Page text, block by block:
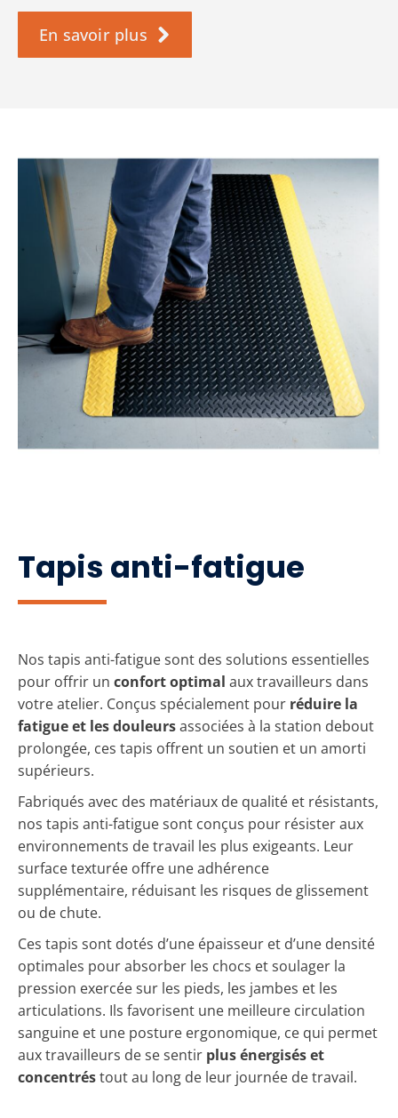
En savoir plus
Tapis anti-fatigue
Nos tapis anti-fatigue sont des solutions essentielles
pour offrir un confort optimal aux travailleurs dans
votre atelier. Conçus spécialement pour réduire la
fatigue et les douleursassociées à la station debout
prolongée, ces tapis offrent un soutien et un amorti
supérieurs.
Fabriqués avec des matériaux de qualité et résistants,
nos tapis anti-fatigue sont conçus pour résister aux
environnements de travail les plus exigeants. Leur
surface texturée offre une adhérence
supplémentaire, réduisant les risques de glissement
ou de chute.
Ces tapis sont dotés d’une épaisseur et d’une densité
optimales pour absorber les chocs et soulager la
pression exercée sur les pieds, les jambes et les
articulations. Ils favorisent une meilleure circulation
sanguine et une posture ergonomique, ce qui permet
aux travailleurs de se sentir plus énergisés et
concentréstout au long de leur journée de travail.